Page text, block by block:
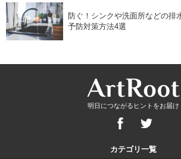
防ぐ！シンクや洗面所などの排
予防対策方法4選
明日につながるヒントをお届け
カテゴリ一覧